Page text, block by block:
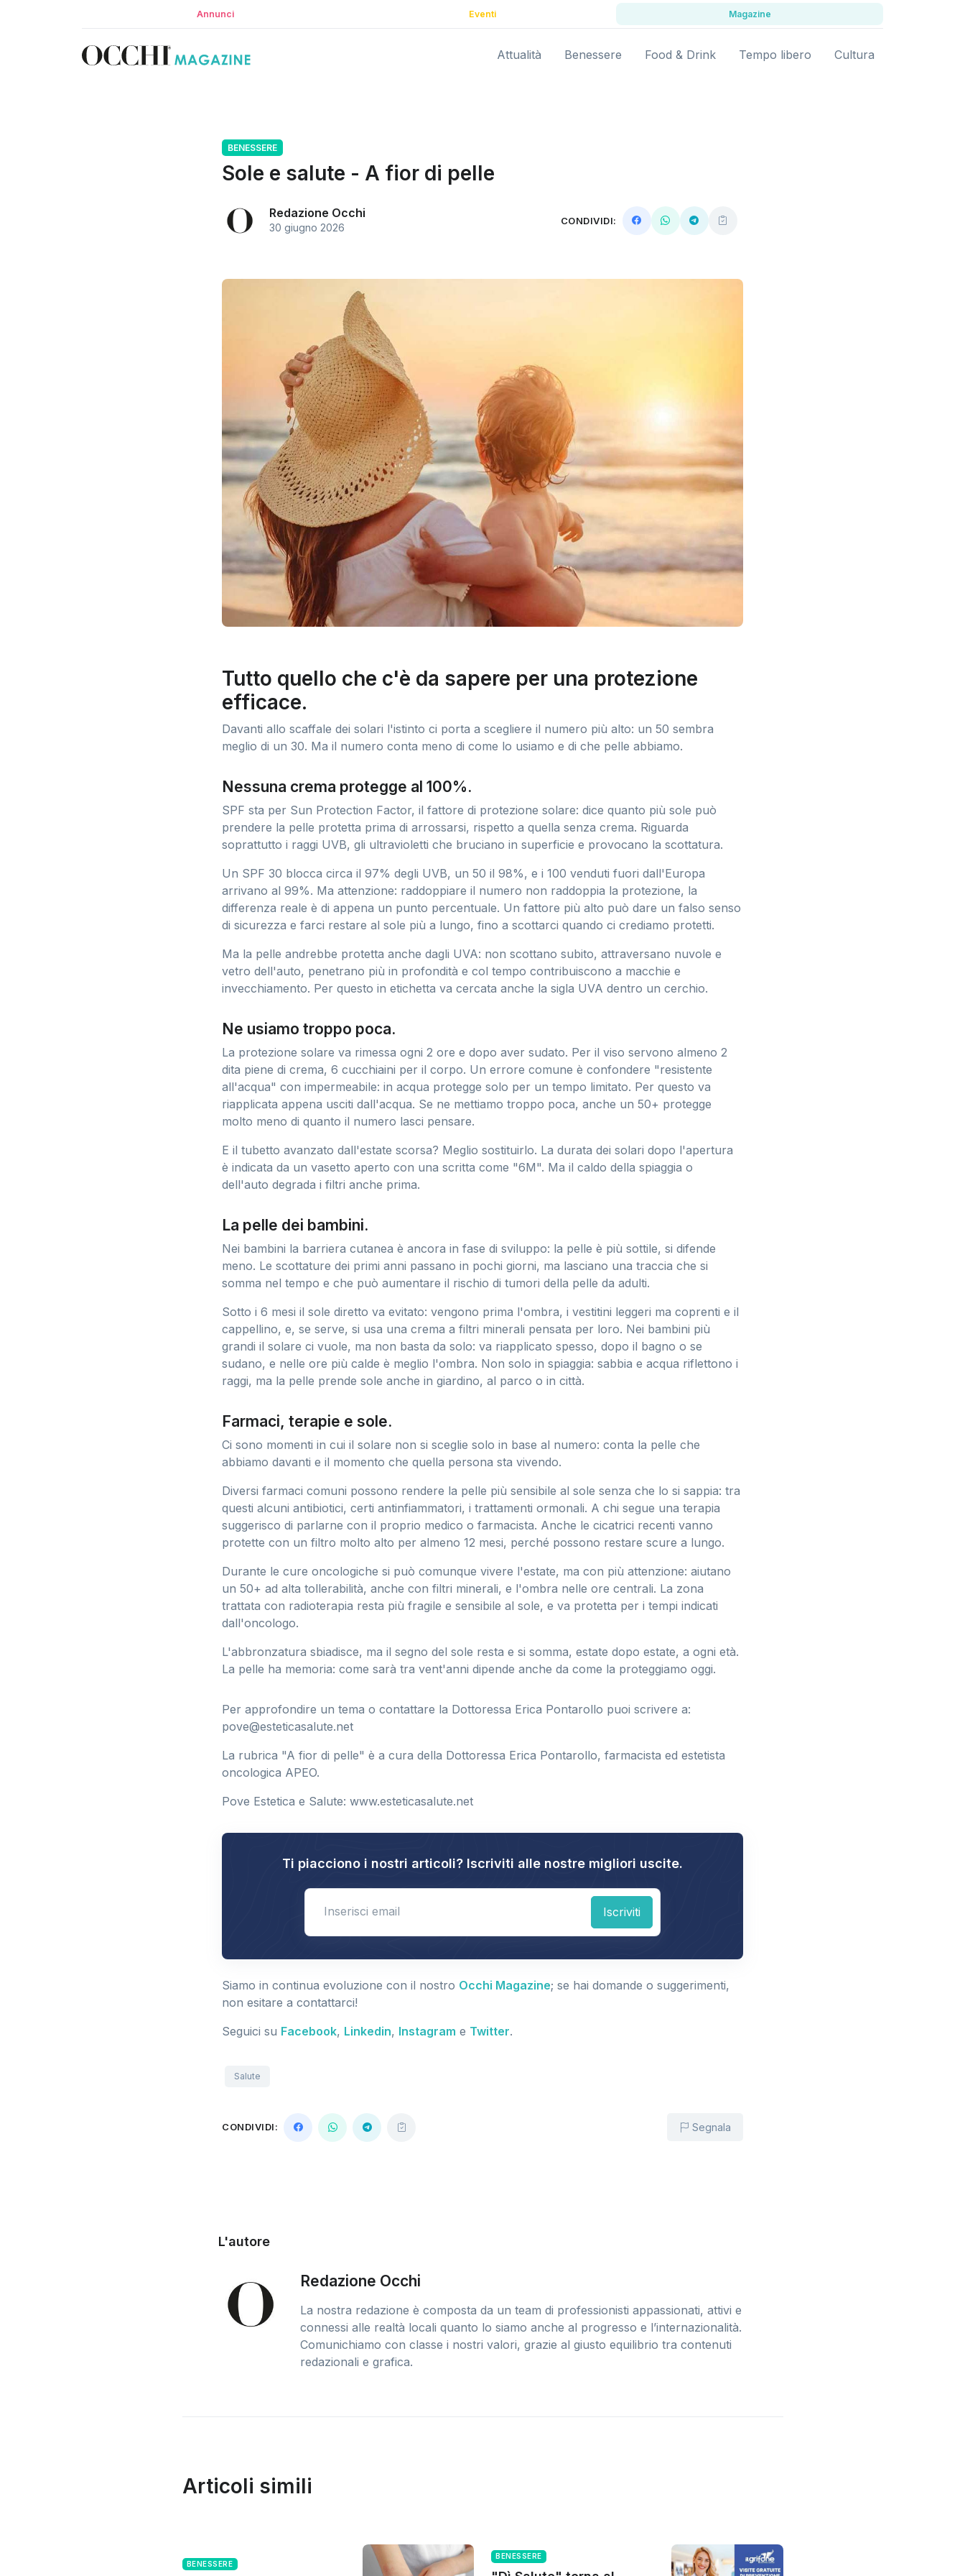
Annunci Eventi Magazine
Attualità Benessere Food & Drink Tempo libero Cultura
BENESSERE
Sole e salute - A fior di pelle
Redazione Occhi
30 giugno 2026
CONDIVIDI:
Tutto quello che c'è da sapere per una protezione
efficace.
Davanti allo scaffale dei solari l'istinto ci porta a scegliere il numero più alto: un 50 sembra
meglio di un 30. Ma il numero conta meno di come lo usiamo e di che pelle abbiamo.
Nessuna crema protegge al 100%.
SPF sta per Sun Protection Factor, il fattore di protezione solare: dice quanto più sole può
prendere la pelle protetta prima di arrossarsi, rispetto a quella senza crema. Riguarda
soprattutto i raggi UVB, gli ultravioletti che bruciano in superficie e provocano la scottatura.
Un SPF 30 blocca circa il 97% degli UVB, un 50 il 98%, e i 100 venduti fuori dall'Europa
arrivano al 99%. Ma attenzione: raddoppiare il numero non raddoppia la protezione, la
differenza reale è di appena un punto percentuale. Un fattore più alto può dare un falso senso
di sicurezza e farci restare al sole più a lungo, fino a scottarci quando ci crediamo protetti.
Ma la pelle andrebbe protetta anche dagli UVA: non scottano subito, attraversano nuvole e
vetro dell'auto, penetrano più in profondità e col tempo contribuiscono a macchie e
invecchiamento. Per questo in etichetta va cercata anche la sigla UVA dentro un cerchio.
Ne usiamo troppo poca.
La protezione solare va rimessa ogni 2 ore e dopo aver sudato. Per il viso servono almeno 2
dita piene di crema, 6 cucchiaini per il corpo. Un errore comune è confondere "resistente
all'acqua" con impermeabile: in acqua protegge solo per un tempo limitato. Per questo va
riapplicata appena usciti dall'acqua. Se ne mettiamo troppo poca, anche un 50+ protegge
molto meno di quanto il numero lasci pensare.
E il tubetto avanzato dall'estate scorsa? Meglio sostituirlo. La durata dei solari dopo l'apertura
è indicata da un vasetto aperto con una scritta come "6M". Ma il caldo della spiaggia o
dell'auto degrada i filtri anche prima.
La pelle dei bambini.
Nei bambini la barriera cutanea è ancora in fase di sviluppo: la pelle è più sottile, si difende
meno. Le scottature dei primi anni passano in pochi giorni, ma lasciano una traccia che si
somma nel tempo e che può aumentare il rischio di tumori della pelle da adulti.
Sotto i 6 mesi il sole diretto va evitato: vengono prima l'ombra, i vestitini leggeri ma coprenti e il
cappellino, e, se serve, si usa una crema a filtri minerali pensata per loro. Nei bambini più
grandi il solare ci vuole, ma non basta da solo: va riapplicato spesso, dopo il bagno o se
sudano, e nelle ore più calde è meglio l'ombra. Non solo in spiaggia: sabbia e acqua riflettono i
raggi, ma la pelle prende sole anche in giardino, al parco o in città.
Farmaci, terapie e sole.
Ci sono momenti in cui il solare non si sceglie solo in base al numero: conta la pelle che
abbiamo davanti e il momento che quella persona sta vivendo.
Diversi farmaci comuni possono rendere la pelle più sensibile al sole senza che lo si sappia: tra
questi alcuni antibiotici, certi antinfiammatori, i trattamenti ormonali. A chi segue una terapia
suggerisco di parlarne con il proprio medico o farmacista. Anche le cicatrici recenti vanno
protette con un filtro molto alto per almeno 12 mesi, perché possono restare scure a lungo.
Durante le cure oncologiche si può comunque vivere l'estate, ma con più attenzione: aiutano
un 50+ ad alta tollerabilità, anche con filtri minerali, e l'ombra nelle ore centrali. La zona
trattata con radioterapia resta più fragile e sensibile al sole, e va protetta per i tempi indicati
dall'oncologo.
L'abbronzatura sbiadisce, ma il segno del sole resta e si somma, estate dopo estate, a ogni età.
La pelle ha memoria: come sarà tra vent'anni dipende anche da come la proteggiamo oggi.
Per approfondire un tema o contattare la Dottoressa Erica Pontarollo puoi scrivere a:
pove@esteticasalute.net
La rubrica "A fior di pelle" è a cura della Dottoressa Erica Pontarollo, farmacista ed estetista
oncologica APEO.
Pove Estetica e Salute: www.esteticasalute.net
Ti piacciono i nostri articoli? Iscriviti alle nostre migliori uscite.
Iscriviti
Siamo in continua evoluzione con il nostro Occhi Magazine; se hai domande o suggerimenti,
non esitare a contattarci!
Seguici su Facebook, Linkedin, Instagram e Twitter.
Salute
CONDIVIDI: Segnala
L'autore
Redazione Occhi
La nostra redazione è composta da un team di professionisti appassionati, attivi e
connessi alle realtà locali quanto lo siamo anche al progresso e l’internazionalità.
Comunichiamo con classe i nostri valori, grazie al giusto equilibrio tra contenuti
redazionali e grafica.
Articoli simili
BENESSERE
BENESSERE